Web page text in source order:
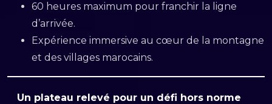
60 heures maximum pour franchir la ligne
d’arrivée.
Expérience immersive au cœur de la montagne
et des villages marocains.
Un plateau relevé pour un défi hors norme